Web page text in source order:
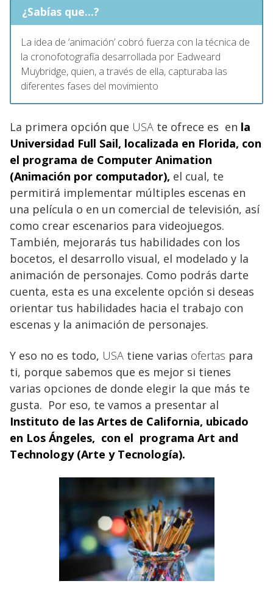
¿Sabías que...?
La idea de ‘animación’ cobró fuerza con la técnica de
la cronofotografía desarrollada por Eadweard
Muybridge, quien, a través de ella, capturaba las
diferentes fases del movimiento
La primera opción que USA te ofrece es en la
Universidad Full Sail, localizada en Florida, con
el programa de Computer Animation
(Animación por computador), el cual, te
permitirá implementar múltiples escenas en
una película o en un comercial de televisión, así
como crear escenarios para videojuegos.
También, mejorarás tus habilidades con los
bocetos, el desarrollo visual, el modelado y la
animación de personajes. Como podrás darte
cuenta, esta es una excelente opción si deseas
orientar tus habilidades hacia el trabajo con
escenas y la animación de personajes.
Y eso no es todo, USA tiene varias ofertas para
ti, porque sabemos que es mejor si tienes
varias opciones de donde elegir la que más te
gusta. Por eso, te vamos a presentar al
Instituto de las Artes de California, ubicado
en Los Ángeles, con el programa Art and
Technology (Arte y Tecnología).